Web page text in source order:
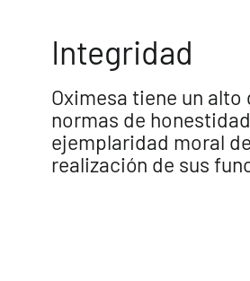
Integridad
Oximesa tiene un
normas de
ejemplaridad moral
realización de sus